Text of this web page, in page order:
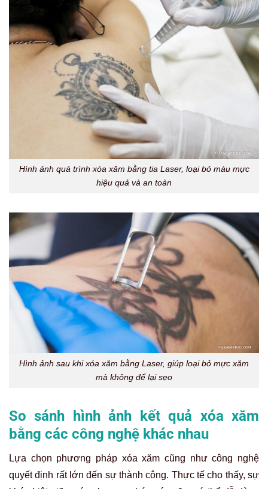
Hình ảnh quá trình xóa xăm bằng tia Laser, loại bỏ màu mực
hiệu quả và an toàn
Hình ảnh sau khi xóa xăm bằng Laser, giúp loại bỏ mực xăm
mà không để lại sẹo
So sánh hình ảnh kết quả xóa xăm
bằng các công nghệ khác nhau
Lựa chọn phương pháp xóa xăm cũng như công nghệ
quyết định rất lớn đến sự thành công. Thực tế cho thấy, sự